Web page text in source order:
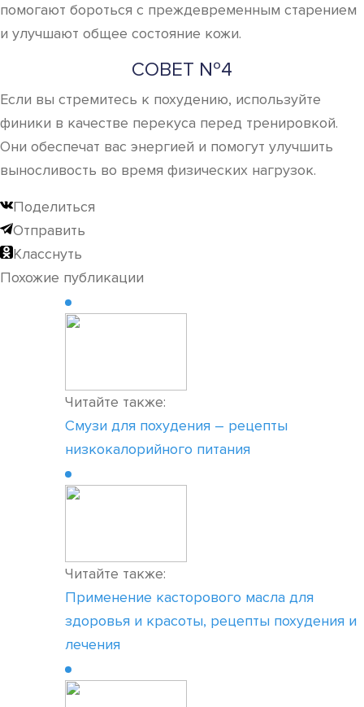
помогают бороться с преждевременным старением
и улучшают общее состояние кожи.
СОВЕТ №4
Если вы стремитесь к похудению, используйте
финики в качестве перекуса перед тренировкой.
Они обеспечат вас энергией и помогут улучшить
выносливость во время физических нагрузок.
Поделиться
Отправить
Класснуть
Похожие публикации
Читайте также:
Смузи для похудения – рецепты
низкокалорийного питания
Читайте также:
Применение касторового масла для
здоровья и красоты, рецепты похудения и
лечения